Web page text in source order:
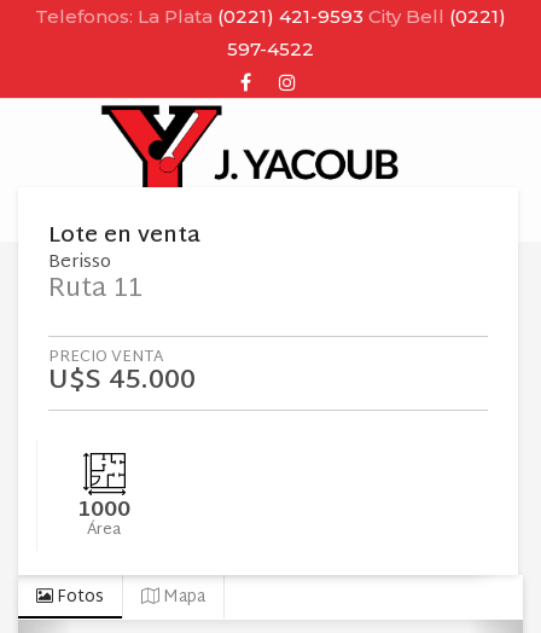
Telefonos: La Plata (0221) 421-9593 City Bell (0221)
597-4522
FacebookInstagram
Lote en venta
Berisso
Ruta 11
PRECIO VENTA
U$S 45.000
1000
Área
Fotos Mapa